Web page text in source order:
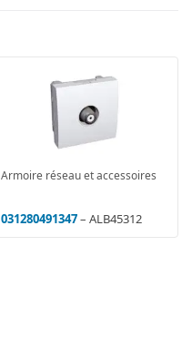
Armoire réseau et accessoires
031280491347– ALB45312